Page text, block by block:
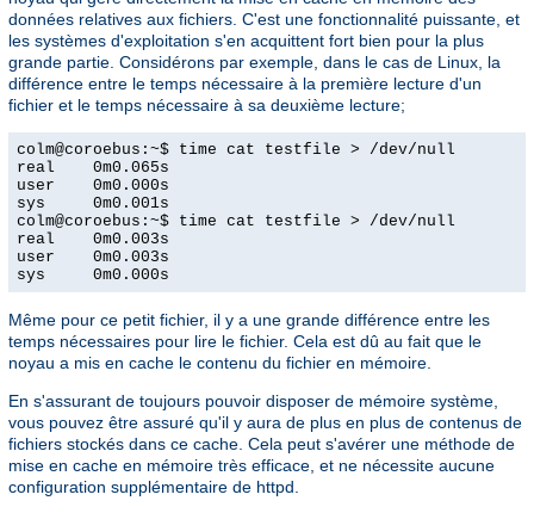
données relatives aux fichiers. C'est une fonctionnalité puissante, et
les systèmes d'exploitation s'en acquittent fort bien pour la plus
grande partie. Considérons par exemple, dans le cas de Linux, la
différence entre le temps nécessaire à la première lecture d'un
fichier et le temps nécessaire à sa deuxième lecture;
colm@coroebus:~$ time cat testfile > /dev/null
real    0m0.065s
user    0m0.000s
sys     0m0.001s
colm@coroebus:~$ time cat testfile > /dev/null
real    0m0.003s
user    0m0.003s
sys     0m0.000s
Même pour ce petit fichier, il y a une grande différence entre les
temps nécessaires pour lire le fichier. Cela est dû au fait que le
noyau a mis en cache le contenu du fichier en mémoire.
En s'assurant de toujours pouvoir disposer de mémoire système,
vous pouvez être assuré qu'il y aura de plus en plus de contenus de
fichiers stockés dans ce cache. Cela peut s'avérer une méthode de
mise en cache en mémoire très efficace, et ne nécessite aucune
configuration supplémentaire de httpd.